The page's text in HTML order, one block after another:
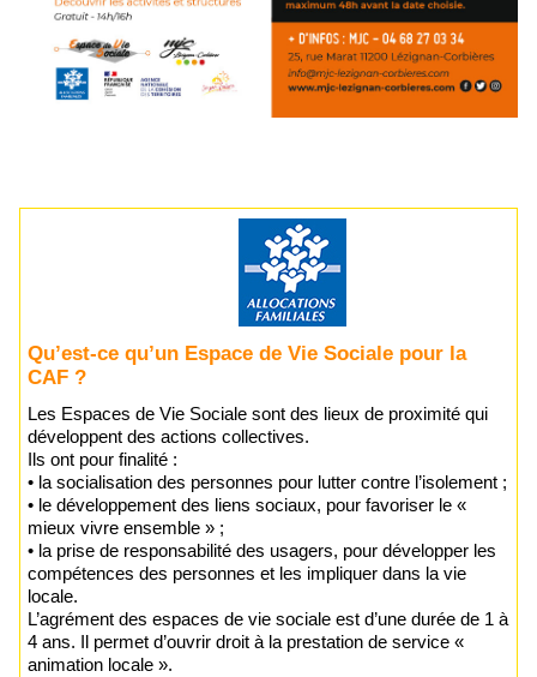
Qu’est-ce qu’un Espace de Vie Sociale pour la
CAF ?
Les Espaces de Vie Sociale sont des lieux de proximité qui
développent des actions collectives.
Ils ont pour finalité :
• la socialisation des personnes pour lutter contre l’isolement ;
• le développement des liens sociaux, pour favoriser le «
mieux vivre ensemble » ;
• la prise de responsabilité des usagers, pour développer les
compétences des personnes et les impliquer dans la vie
locale.
L’agrément des espaces de vie sociale est d’une durée de 1 à
4 ans. Il permet d’ouvrir droit à la prestation de service «
animation locale ».